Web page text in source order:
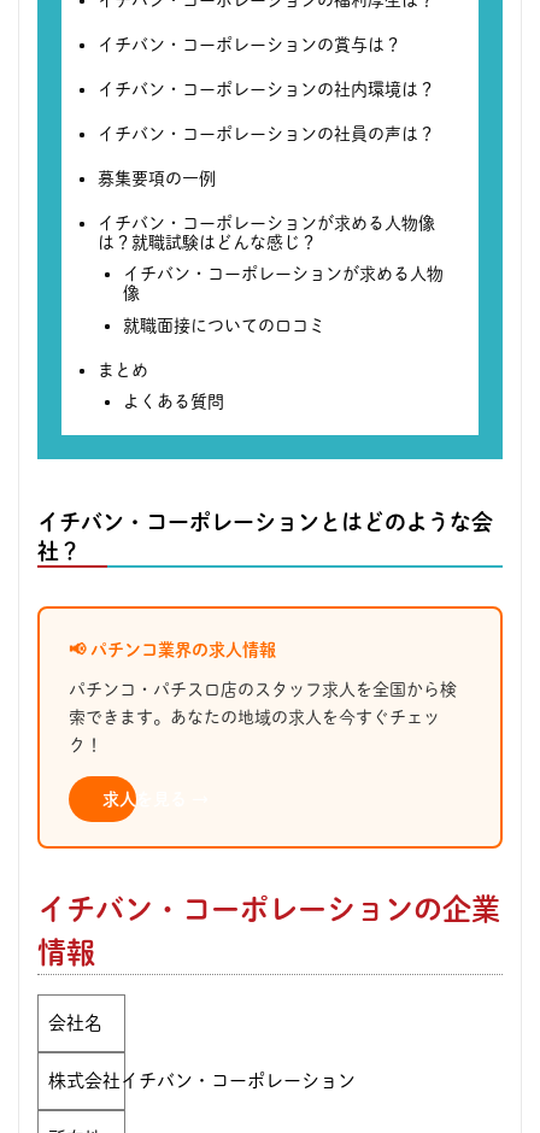
イチバン・コーポレーションの賞与は？
イチバン・コーポレーションの社内環境は？
イチバン・コーポレーションの社員の声は？
募集要項の一例
イチバン・コーポレーションが求める人物像
は？就職試験はどんな感じ？
イチバン・コーポレーションが求める人物
像
就職面接についての口コミ
まとめ
よくある質問
イチバン・コーポレーションとはどのような会
社？
📢 パチンコ業界の求人情報
パチンコ・パチスロ店のスタッフ求人を全国から検
索できます。あなたの地域の求人を今すぐチェッ
ク！
求人を見る →
イチバン・コーポレーションの企業
情報
会社名
株式会社イチバン・コーポレーション